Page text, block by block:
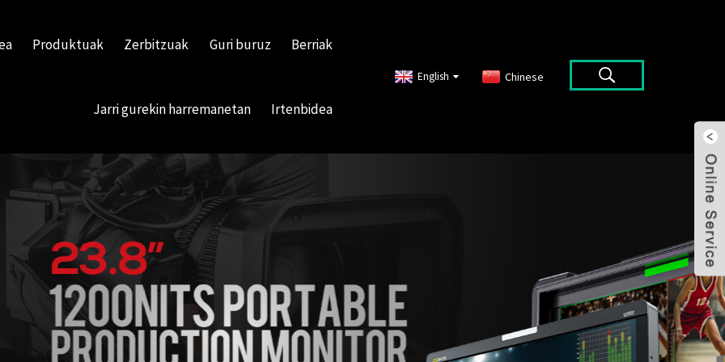
Produktuak Zerbitzuak Guri buruz Berriak
Jarri gurekin harremanetan Irtenbidea
English Chinese